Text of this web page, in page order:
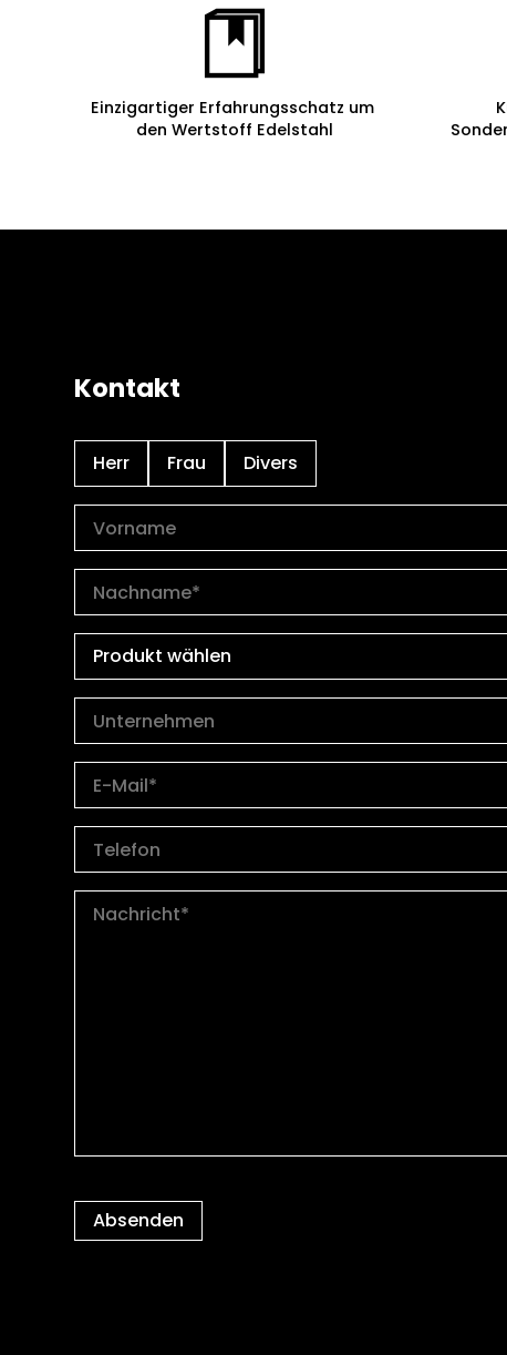
Einzigartiger Erfahrungsschatz um
den Wertstoff Edelstahl
Kontakt
Herr Frau Divers
Produkt wählen
Absenden